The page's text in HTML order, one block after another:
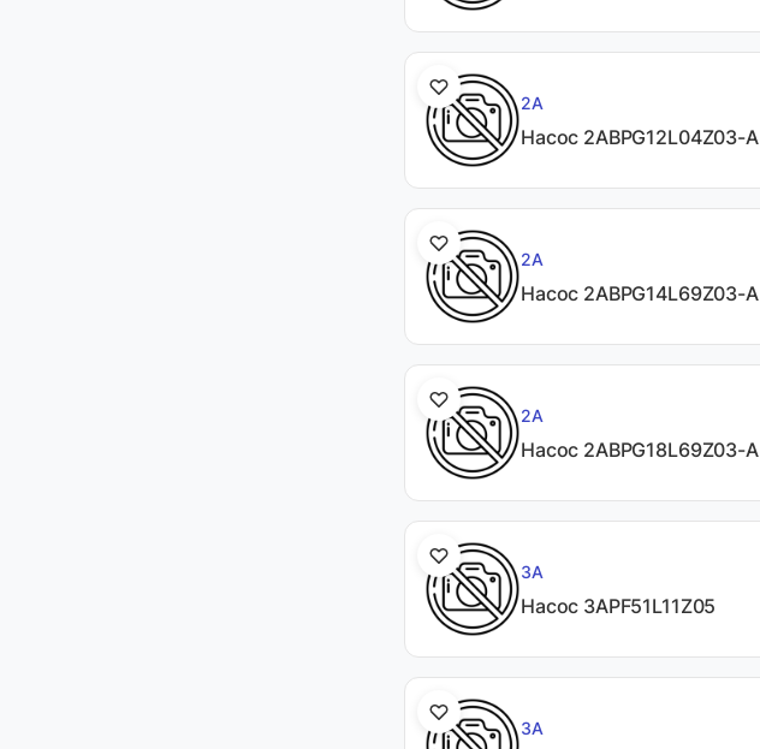
2A
Насос 2ABPG12L04Z03-A
2A
Насос 2ABPG14L69Z03-A
2A
Насос 2ABPG18L69Z03-A
3A
Насос 3APF51L11Z05
3A